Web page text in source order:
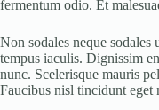
fermentum odio. Et
Non sodales neque
tempus iaculis. Dignissim
nunc. Scelerisque mauris
Faucibus nisl tincidunt eget